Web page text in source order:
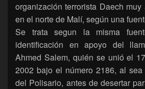
organización terrorista Daech
en el norte de Malí, según una
Se trata segun la misma
identificación en apoyo del
Ahmed Salem, quién se unió el
2002 bajo el número 2186, al
del Polisario, antes de desertar